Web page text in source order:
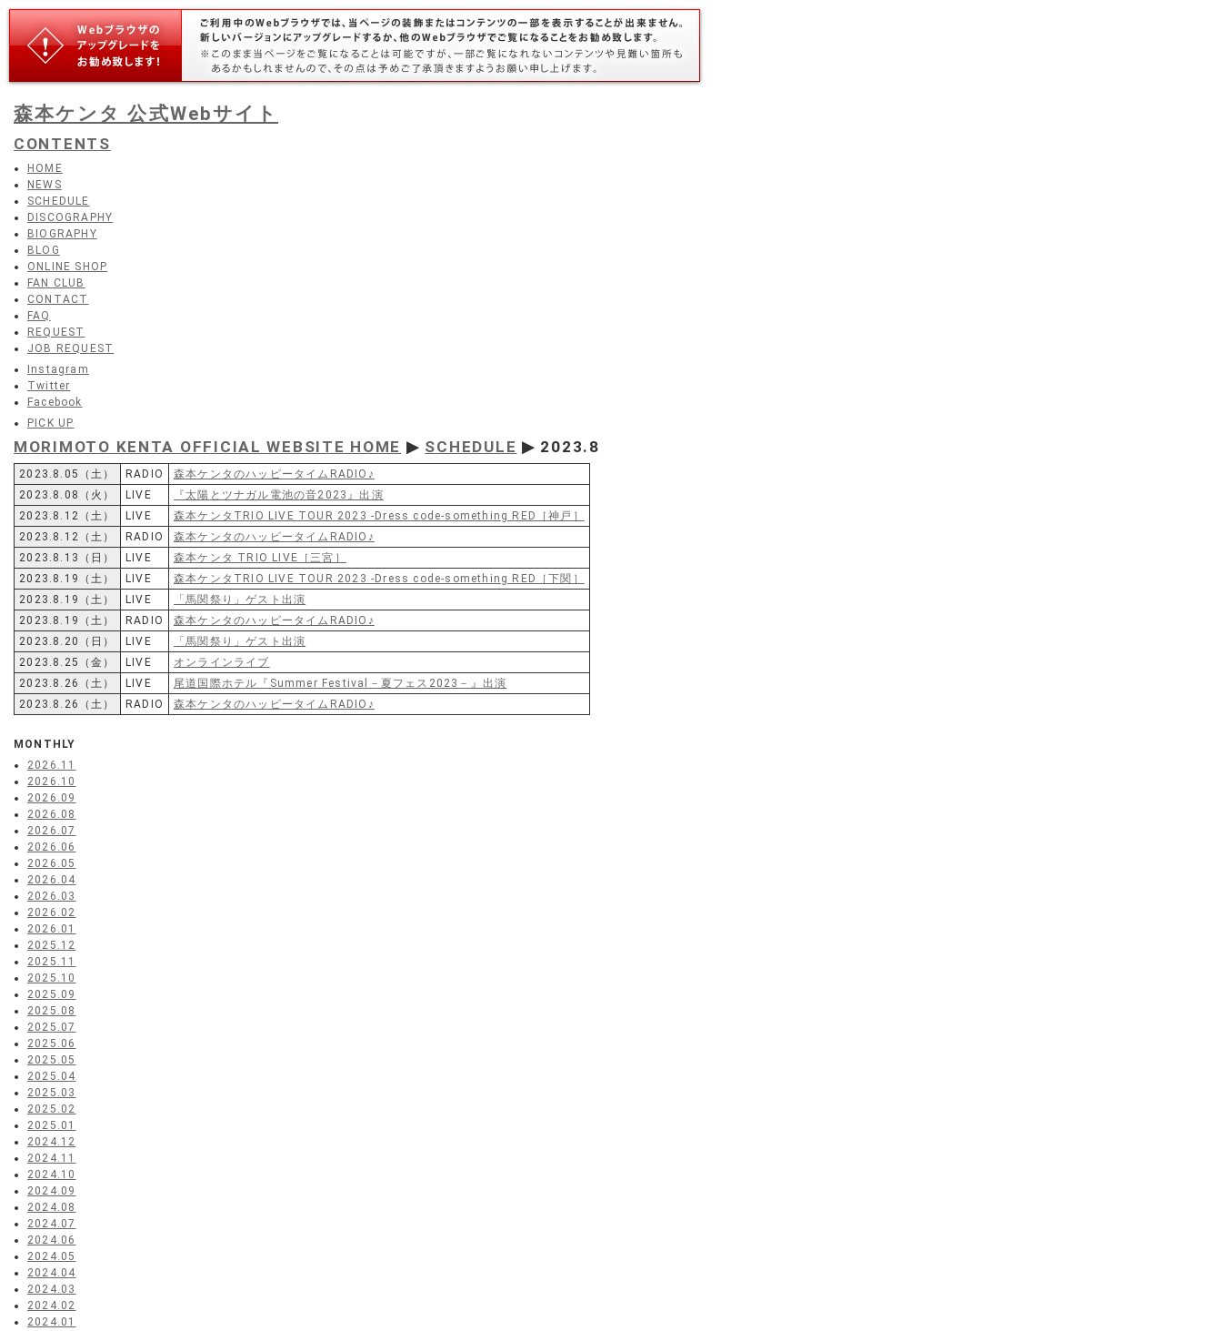
森本ケンタ 公式Webサイト
CONTENTS
HOME
NEWS
SCHEDULE
DISCOGRAPHY
BIOGRAPHY
BLOG
ONLINE SHOP
FAN CLUB
CONTACT
FAQ
REQUEST
JOB REQUEST
Instagram
Twitter
Facebook
PICK UP
MORIMOTO KENTA OFFICIAL WEBSITE HOME ▶ SCHEDULE ▶ 2023.8
2023.8.05（土） RADIO
森本ケンタのハッピータイムRADIO♪
2023.8.08（火）
LIVE
『太陽とツナガル電池の音2023』出演
2023.8.12（土）
LIVE
森本ケンタTRIO LIVE TOUR 2023 -Dress code-something RED［神戸］
2023.8.12（土）
RADIO
森本ケンタのハッピータイムRADIO♪
2023.8.13（日）
LIVE
森本ケンタ TRIO LIVE［三宮］
2023.8.19（土）
LIVE
森本ケンタTRIO LIVE TOUR 2023 -Dress code-something RED［下関］
2023.8.19（土）
LIVE
「馬関祭り」ゲスト出演
2023.8.19（土）
RADIO
森本ケンタのハッピータイムRADIO♪
2023.8.20（日）
LIVE
「馬関祭り」ゲスト出演
2023.8.25（金）
LIVE
オンラインライブ
2023.8.26（土）
LIVE
尾道国際ホテル『Summer Festival－夏フェス2023－』出演
2023.8.26（土）
RADIO 森本ケンタのハッピータイムRADIO♪
MONTHLY
2026.11
2026.10
2026.09
2026.08
2026.07
2026.06
2026.05
2026.04
2026.03
2026.02
2026.01
2025.12
2025.11
2025.10
2025.09
2025.08
2025.07
2025.06
2025.05
2025.04
2025.03
2025.02
2025.01
2024.12
2024.11
2024.10
2024.09
2024.08
2024.07
2024.06
2024.05
2024.04
2024.03
2024.02
2024.01